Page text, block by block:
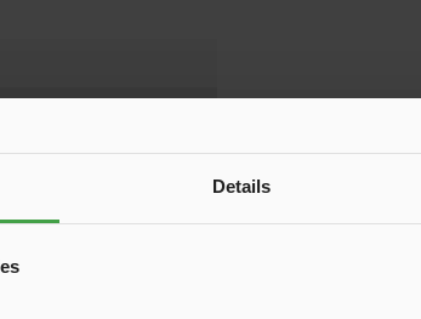
Details